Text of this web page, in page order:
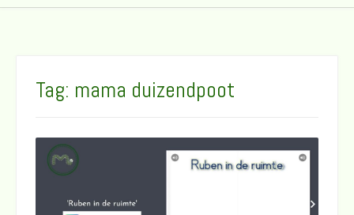
Tag: mama duizendpoot